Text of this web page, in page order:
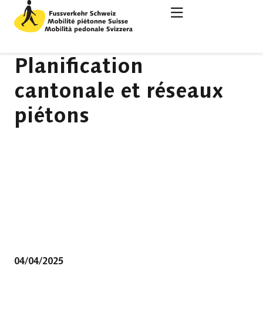
Planification
cantonale et réseaux
piétons
04/04/2025